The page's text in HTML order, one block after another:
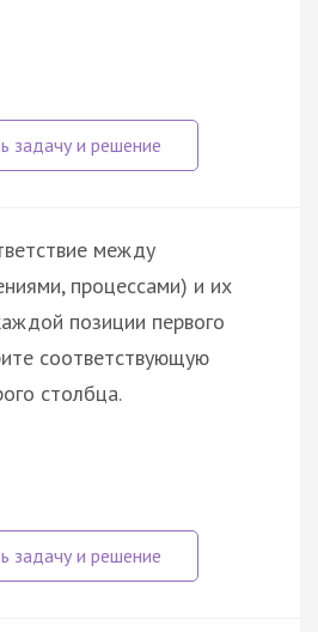
между
процессами) и их
позиции первого
соответствующую
столбца.